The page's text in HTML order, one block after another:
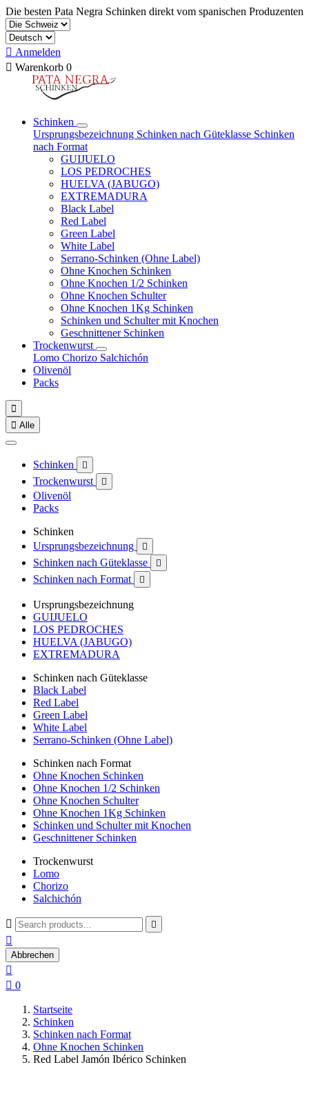
Die besten Pata Negra Schinken direkt vom spanischen Produzenten
 Anmelden
 Warenkorb 0
Schinken
Ursprungsbezeichnung Schinken nach Güteklasse Schinken
nach Format
GUIJUELO
LOS PEDROCHES
HUELVA (JABUGO)
EXTREMADURA
Black Label
Red Label
Green Label
White Label
Serrano-Schinken (Ohne Label)
Ohne Knochen Schinken
Ohne Knochen 1/2 Schinken
Ohne Knochen Schulter
Ohne Knochen 1Kg Schinken
Schinken und Schulter mit Knochen
Geschnittener Schinken
Trockenwurst
Lomo Chorizo Salchichón
Olivenöl
Packs

 Alle
Schinken 
Trockenwurst 
Olivenöl
Packs
Schinken
Ursprungsbezeichnung

Schinken nach Güteklasse 
Schinken nach Format 
Ursprungsbezeichnung
GUIJUELO
LOS PEDROCHES
HUELVA (JABUGO)
EXTREMADURA
Schinken nach Güteklasse
Black Label
Red Label
Green Label
White Label
Serrano-Schinken (Ohne Label)
Schinken nach Format
Ohne Knochen Schinken
Ohne Knochen 1/2 Schinken
Ohne Knochen Schulter
Ohne Knochen 1Kg Schinken
Schinken und Schulter mit Knochen
Geschnittener Schinken
Trockenwurst
Lomo
Chorizo
Salchichón
 

Abbrechen

 0
Startseite
Schinken
Schinken nach Format
Ohne Knochen Schinken
Red Label Jamón Ibérico Schinken